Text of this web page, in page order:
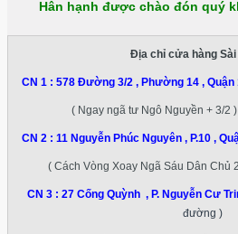
Hân hạnh được chào đón quý
Địa chỉ cửa hàng Sài
CN 1 : 578 Đường 3/2 , Phường 14 , Quận
( Ngay ngã tư Ngô Nguyền + 3/2 )
CN 2 : 11 Nguyễn Phúc Nguyên , P.10 ,
( Cách Vòng Xoay Ngã Sáu Dân Chủ
CN 3 : 27 Cống Quỳnh , P. Nguyễn Cư
đường )